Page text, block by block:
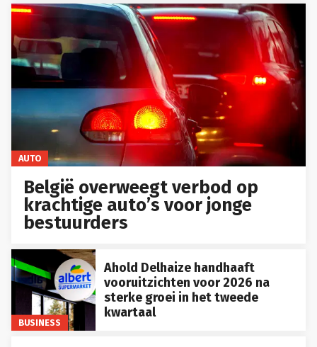
AUTO
België overweegt verbod op
krachtige auto’s voor jonge
bestuurders
BUSINESS
Ahold Delhaize handhaaft
vooruitzichten voor 2026 na
sterke groei in het tweede
kwartaal